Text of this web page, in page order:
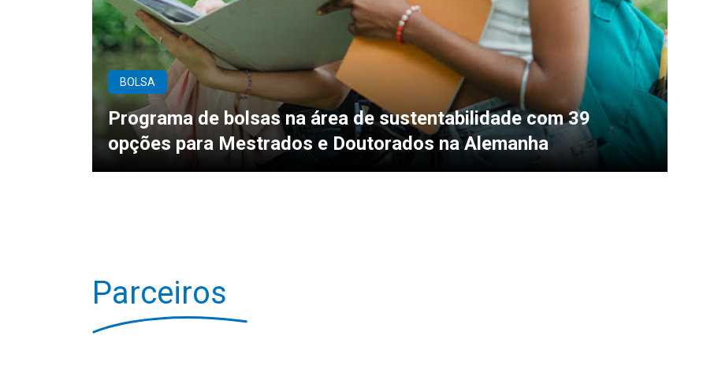
BOLSA
Programa de bolsas na área de sustentabilidade com 39
opções para Mestrados e Doutorados na Alemanha
Parceiros